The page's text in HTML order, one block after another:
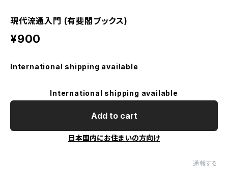
現代流通入門 (有斐閣ブックス)
¥900
International shipping available
International shipping available
Add to cart
日本国内にお住まいの方向け
通報する